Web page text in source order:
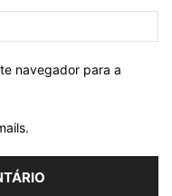
navegador para a